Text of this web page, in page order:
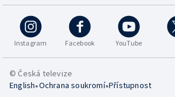
Instagram Facebook YouTube
© Česká televize
English•Ochrana soukromí•Přístupnost